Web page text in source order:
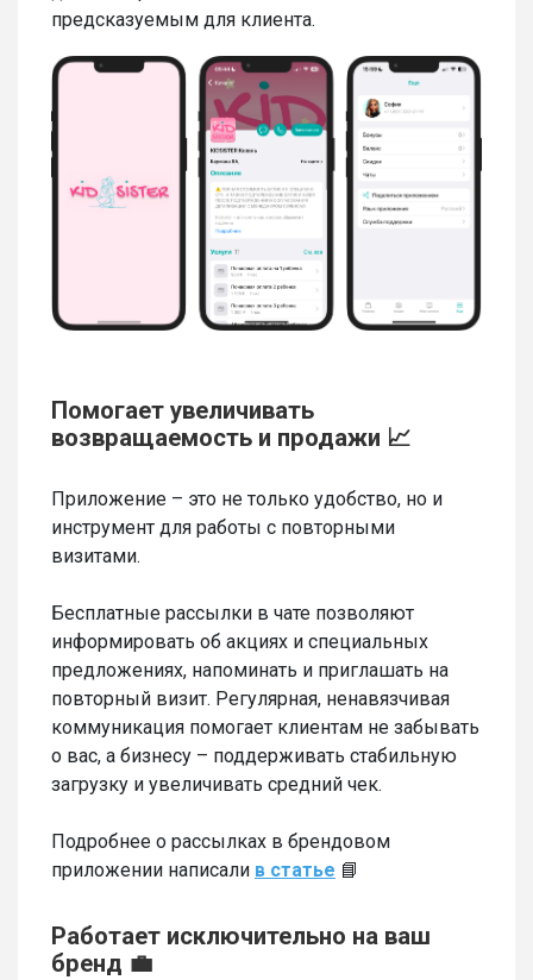
предсказуемым для клиента.
Помогает увеличивать
возвращаемость и продажи 📈
Приложение – это не только удобство, но и
инструмент для работы с повторными
визитами.
Бесплатные рассылки в чате позволяют
информировать об акциях и специальных
предложениях, напоминать и приглашать на
повторный визит. Регулярная, ненавязчивая
коммуникация помогает клиентам не забывать
о вас, а бизнесу – поддерживать стабильную
загрузку и увеличивать средний чек.
Подробнее о рассылках в брендовом
приложении написали в статье 📘
Работает исключительно на ваш
бренд 💼